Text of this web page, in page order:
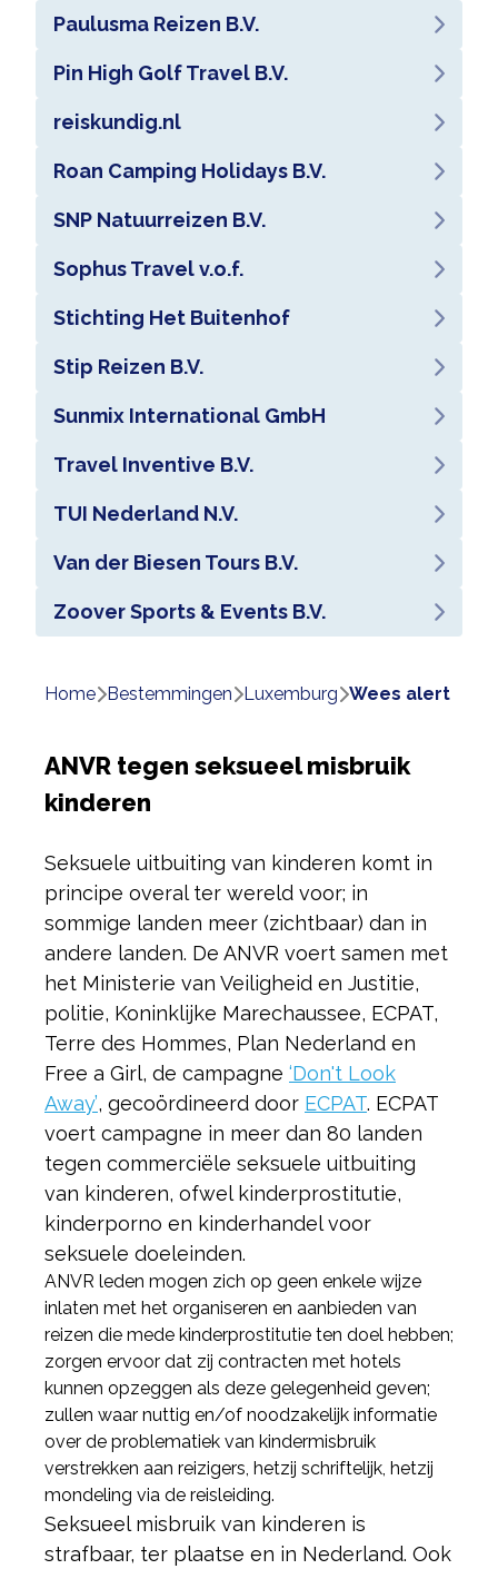
Paulusma Reizen B.V.
Pin High Golf Travel B.V.
reiskundig.nl
Roan Camping Holidays B.V.
SNP Natuurreizen B.V.
Sophus Travel v.o.f.
Stichting Het Buitenhof
Stip Reizen B.V.
Sunmix International GmbH
Travel Inventive B.V.
TUI Nederland N.V.
Van der Biesen Tours B.V.
Zoover Sports & Events B.V.
Home bestemmingen luxemburg wees alert
ANVR tegen seksueel misbruik
kinderen
Seksuele uitbuiting van kinderen komt in
principe overal ter wereld voor; in
sommige landen meer (zichtbaar) dan in
andere landen. De ANVR voert samen met
het Ministerie van Veiligheid en Justitie,
politie, Koninklijke Marechaussee, ECPAT,
Terre des Hommes, Plan Nederland en
Free a Girl, de campagne ‘Don't Look
Away’, gecoördineerd door ECPAT. ECPAT
voert campagne in meer dan 80 landen
tegen commerciële seksuele uitbuiting
van kinderen, ofwel kinderprostitutie,
kinderporno en kinderhandel voor
seksuele doeleinden.
ANVR leden mogen zich op geen enkele wijze
inlaten met het organiseren en aanbieden van
reizen die mede kinderprostitutie ten doel hebben;
zorgen ervoor dat zij contracten met hotels
kunnen opzeggen als deze gelegenheid geven;
zullen waar nuttig en/of noodzakelijk informatie
over de problematiek van kindermisbruik
verstrekken aan reizigers, hetzij schriftelijk, hetzij
mondeling via de reisleiding.
Seksueel misbruik van kinderen is
strafbaar, ter plaatse en in Nederland. Ook